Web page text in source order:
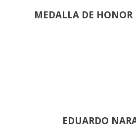
MEDALLA DE HONOR
EDUARDO